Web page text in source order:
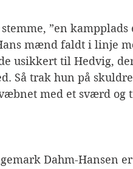
”en
mænd faldt i linje
usikkert til Hedvig,
Så trak hun på
med et sværd og
Dahm-Hansen